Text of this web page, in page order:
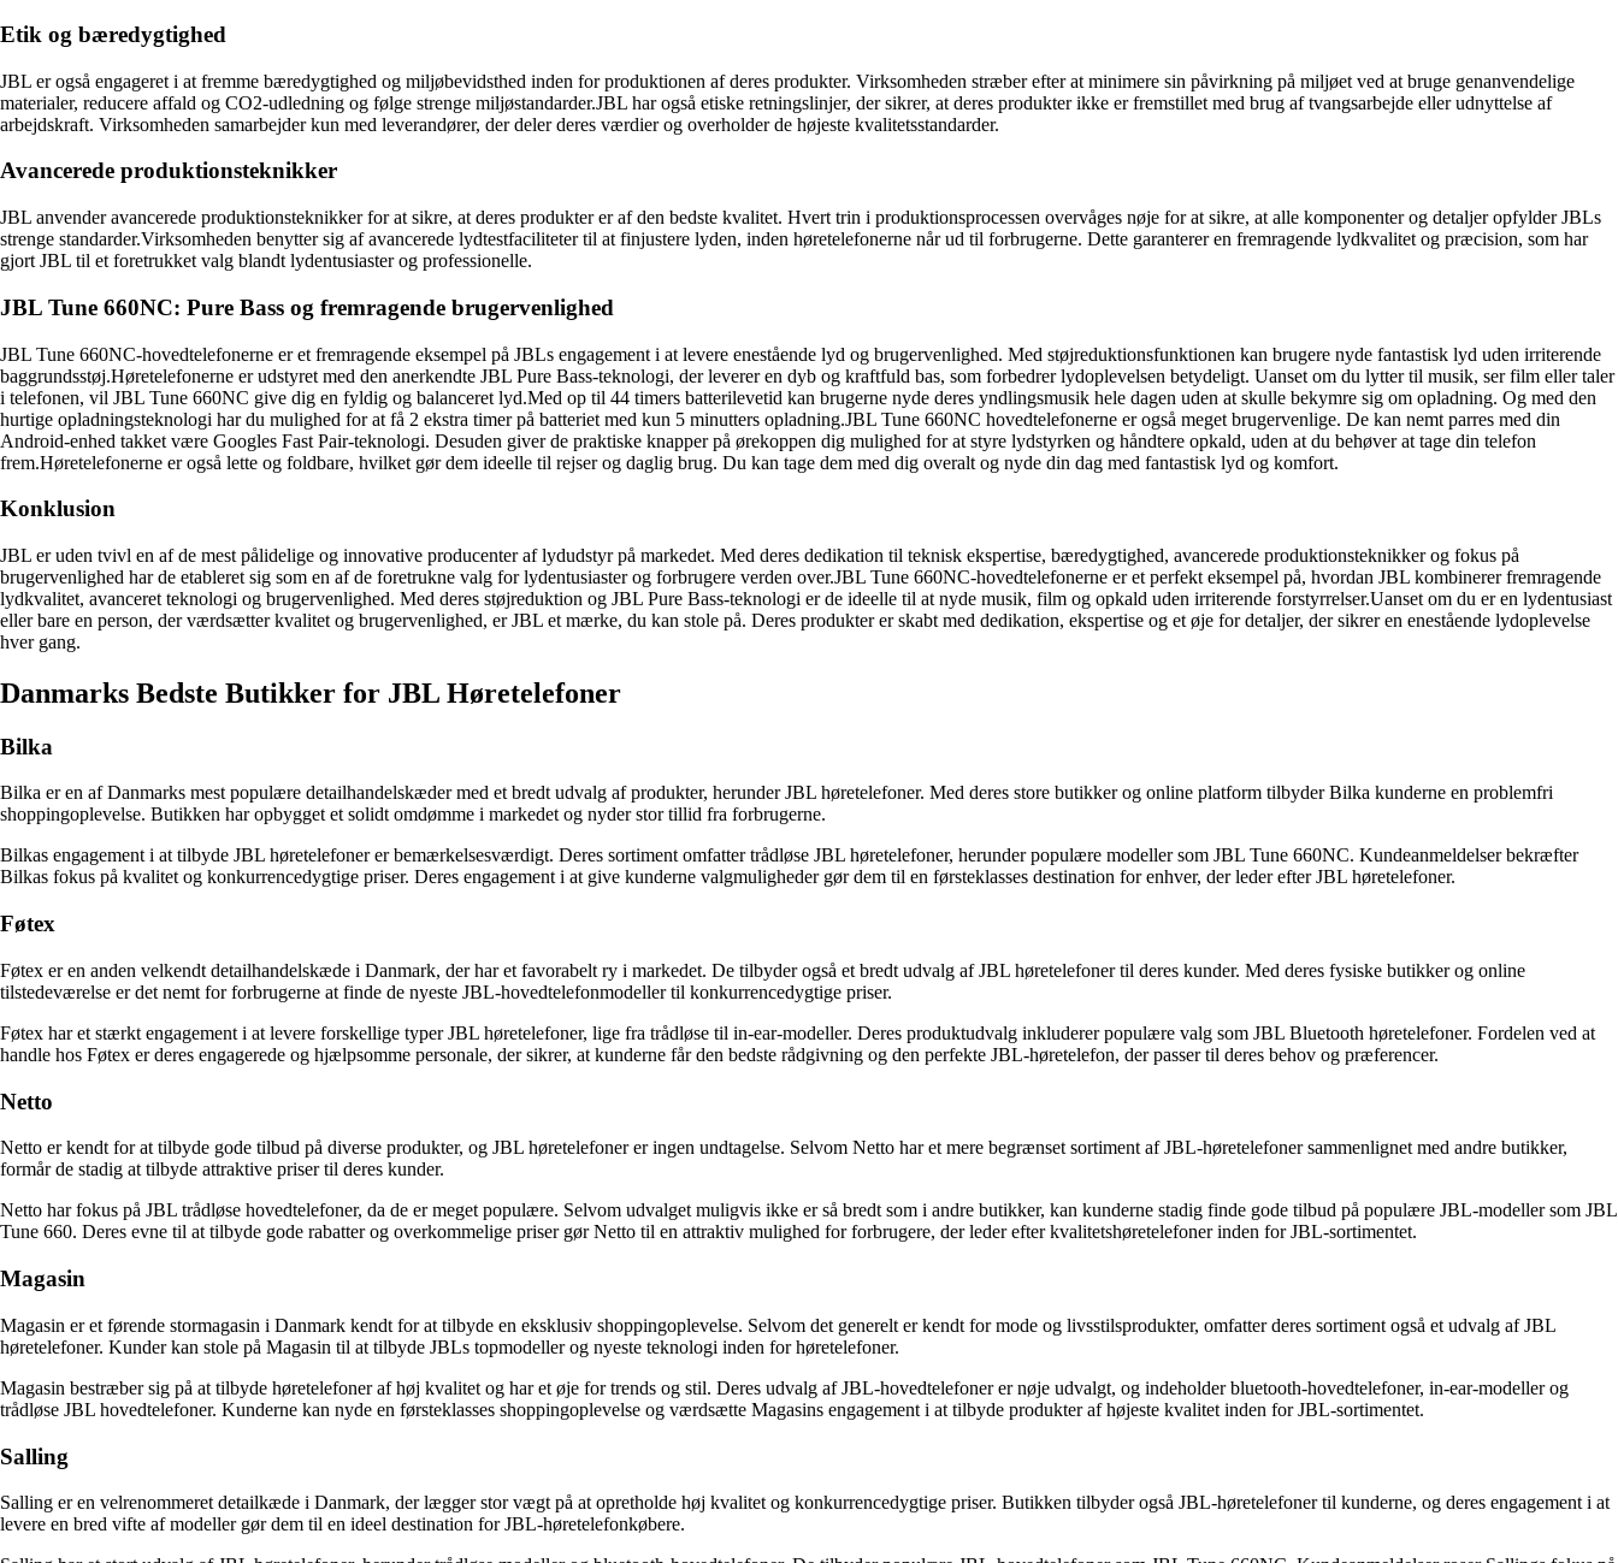
Etik og bæredygtighed
JBL er også engageret i at fremme bæredygtighed og miljøbevidsthed inden for produktionen af deres produkter. Virksomheden stræber efter at minimere sin påvirkning på miljøet ved at bruge genanvendelige
materialer, reducere affald og CO2-udledning og følge strenge miljøstandarder.JBL har også etiske retningslinjer, der sikrer, at deres produkter ikke er fremstillet med brug af tvangsarbejde eller udnyttelse af
arbejdskraft. Virksomheden samarbejder kun med leverandører, der deler deres værdier og overholder de højeste kvalitetsstandarder.
Avancerede produktionsteknikker
JBL anvender avancerede produktionsteknikker for at sikre, at deres produkter er af den bedste kvalitet. Hvert trin i produktionsprocessen overvåges nøje for at sikre, at alle komponenter og detaljer opfylder JBLs
strenge standarder.Virksomheden benytter sig af avancerede lydtestfaciliteter til at finjustere lyden, inden høretelefonerne når ud til forbrugerne. Dette garanterer en fremragende lydkvalitet og præcision, som har
gjort JBL til et foretrukket valg blandt lydentusiaster og professionelle.
JBL Tune 660NC: Pure Bass og fremragende brugervenlighed
JBL Tune 660NC-hovedtelefonerne er et fremragende eksempel på JBLs engagement i at levere enestående lyd og brugervenlighed. Med støjreduktionsfunktionen kan brugere nyde fantastisk lyd uden irriterende
baggrundsstøj.Høretelefonerne er udstyret med den anerkendte JBL Pure Bass-teknologi, der leverer en dyb og kraftfuld bas, som forbedrer lydoplevelsen betydeligt. Uanset om du lytter til musik, ser film eller taler
i telefonen, vil JBL Tune 660NC give dig en fyldig og balanceret lyd.Med op til 44 timers batterilevetid kan brugerne nyde deres yndlingsmusik hele dagen uden at skulle bekymre sig om opladning. Og med den
hurtige opladningsteknologi har du mulighed for at få 2 ekstra timer på batteriet med kun 5 minutters opladning.JBL Tune 660NC hovedtelefonerne er også meget brugervenlige. De kan nemt parres med din
Android-enhed takket være Googles Fast Pair-teknologi. Desuden giver de praktiske knapper på ørekoppen dig mulighed for at styre lydstyrken og håndtere opkald, uden at du behøver at tage din telefon
frem.Høretelefonerne er også lette og foldbare, hvilket gør dem ideelle til rejser og daglig brug. Du kan tage dem med dig overalt og nyde din dag med fantastisk lyd og komfort.
Konklusion
JBL er uden tvivl en af de mest pålidelige og innovative producenter af lydudstyr på markedet. Med deres dedikation til teknisk ekspertise, bæredygtighed, avancerede produktionsteknikker og fokus på
brugervenlighed har de etableret sig som en af de foretrukne valg for lydentusiaster og forbrugere verden over.JBL Tune 660NC-hovedtelefonerne er et perfekt eksempel på, hvordan JBL kombinerer fremragende
lydkvalitet, avanceret teknologi og brugervenlighed. Med deres støjreduktion og JBL Pure Bass-teknologi er de ideelle til at nyde musik, film og opkald uden irriterende forstyrrelser.Uanset om du er en lydentusiast
eller bare en person, der værdsætter kvalitet og brugervenlighed, er JBL et mærke, du kan stole på. Deres produkter er skabt med dedikation, ekspertise og et øje for detaljer, der sikrer en enestående lydoplevelse
hver gang.
Danmarks Bedste Butikker for JBL Høretelefoner
Bilka
Bilka er en af ​​Danmarks mest populære detailhandelskæder med et bredt udvalg af produkter, herunder JBL høretelefoner. Med deres store butikker og online platform tilbyder Bilka kunderne en problemfri
shoppingoplevelse. Butikken har opbygget et solidt omdømme i markedet og nyder stor tillid fra forbrugerne.
Bilkas engagement i at tilbyde JBL høretelefoner er bemærkelsesværdigt. Deres sortiment omfatter trådløse JBL høretelefoner, herunder populære modeller som JBL Tune 660NC. Kundeanmeldelser bekræfter
Bilkas fokus på kvalitet og konkurrencedygtige priser. Deres engagement i at give kunderne valgmuligheder gør dem til en førsteklasses destination for enhver, der leder efter JBL høretelefoner.
Føtex
Føtex er en anden velkendt detailhandelskæde i Danmark, der har et favorabelt ry i markedet. De tilbyder også et bredt udvalg af JBL høretelefoner til deres kunder. Med deres fysiske butikker og online
tilstedeværelse er det nemt for forbrugerne at finde de nyeste JBL-hovedtelefonmodeller til konkurrencedygtige priser.
Føtex har et stærkt engagement i at levere forskellige typer JBL høretelefoner, lige fra trådløse til in-ear-modeller. Deres produktudvalg inkluderer populære valg som JBL Bluetooth høretelefoner. Fordelen ved at
handle hos Føtex er deres engagerede og hjælpsomme personale, der sikrer, at kunderne får den bedste rådgivning og den perfekte JBL-høretelefon, der passer til deres behov og præferencer.
Netto
Netto er kendt for at tilbyde gode tilbud på diverse produkter, og JBL høretelefoner er ingen undtagelse. Selvom Netto har et mere begrænset sortiment af JBL-høretelefoner sammenlignet med andre butikker,
formår de stadig at tilbyde attraktive priser til deres kunder.
Netto har fokus på JBL trådløse hovedtelefoner, da de er meget populære. Selvom udvalget muligvis ikke er så bredt som i andre butikker, kan kunderne stadig finde gode tilbud på populære JBL-modeller som JBL
Tune 660. Deres evne til at tilbyde gode rabatter og overkommelige priser gør Netto til en attraktiv mulighed for forbrugere, der leder efter kvalitetshøretelefoner inden for JBL-sortimentet.
Magasin
Magasin er et førende stormagasin i Danmark kendt for at tilbyde en eksklusiv shoppingoplevelse. Selvom det generelt er kendt for mode og livsstilsprodukter, omfatter deres sortiment også et udvalg af JBL
høretelefoner. Kunder kan stole på Magasin til at tilbyde JBLs topmodeller og nyeste teknologi inden for høretelefoner.
Magasin bestræber sig på at tilbyde høretelefoner af høj kvalitet og har et øje for trends og stil. Deres udvalg af JBL-hovedtelefoner er nøje udvalgt, og indeholder bluetooth-hovedtelefoner, in-ear-modeller og
trådløse JBL hovedtelefoner. Kunderne kan nyde en førsteklasses shoppingoplevelse og værdsætte Magasins engagement i at tilbyde produkter af højeste kvalitet inden for JBL-sortimentet.
Salling
Salling er en velrenommeret detailkæde i Danmark, der lægger stor vægt på at opretholde høj kvalitet og konkurrencedygtige priser. Butikken tilbyder også JBL-høretelefoner til kunderne, og deres engagement i at
levere en bred vifte af modeller gør dem til en ideel destination for JBL-høretelefonkøbere.